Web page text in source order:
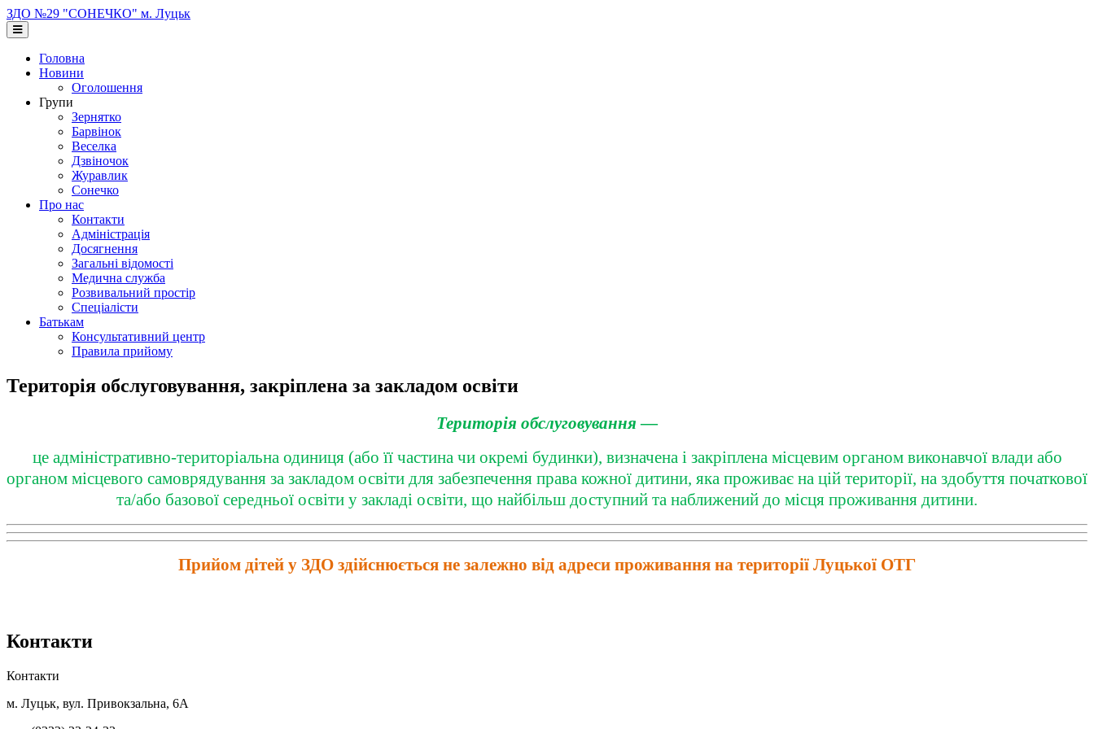
Перейти
до
основного
вмісту
ЗДО №29 "СОНЕЧКО" м. Луцьк
Головна
Новини
Оголошення
Групи
Зернятко
Барвінок
Веселка
Дзвіночок
Журавлик
Сонечко
Про нас
Контакти
Адміністрація
Досягнення
Загальні відомості
Медична служба
Розвивальний простір
Спеціалісти
Батькам
Консультативний центр
Правила прийому
Територія обслуговування, закріплена за закладом освіти
Територія обслуговування —
це адміністративно-територіальна одиниця (або її частина чи окремі будинки), визначена і закріплена місцевим органом виконавчої влади або
органом місцевого самоврядування за закладом освіти для забезпечення права кожної дитини, яка проживає на цій території, на здобуття початкової
та/або базової середньої освіти у закладі освіти, що найбільш доступний та наближений до місця проживання дитини.
Прийом дітей у ЗДО здійснюється не залежно від адреси проживання на території Луцької ОТГ
Контакти
Контакти
м. Луцьк, вул. Привокзальна, 6А